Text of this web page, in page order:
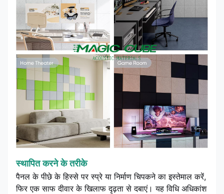
स्थापित करने के तरीके
पैनल के पीछे के हिस्से पर स्प्रे या निर्माण चिपकने का इस्तेमाल करें,
फिर एक साफ दीवार के खिलाफ दृढ़ता से दबाएं। यह विधि अधिकांश